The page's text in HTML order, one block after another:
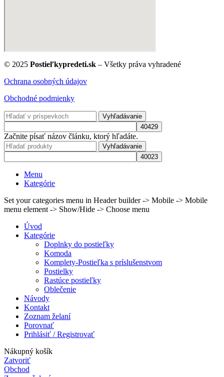
© 2025 Postieľkypredeti.sk – Všetky práva vyhradené
Ochrana osobných údajov
Obchodné podmienky
Vyhľadávanie
Začnite písať názov článku, ktorý hľadáte.
Vyhľadávanie
Menu
Kategórie
Set your categories menu in Header builder -> Mobile -> Mobile
menu element -> Show/Hide -> Choose menu
Úvod
Kategórie
Doplnky do postieľky
Komoda
Komplety-Postieľka s príslušenstvom
Postielky
Rastúce postieľky
Oblečenie
Návody
Kontakt
Zoznam želaní
Porovnať
Prihlásiť / Registrovať
Nákupný košík
Zatvoriť
Obchod